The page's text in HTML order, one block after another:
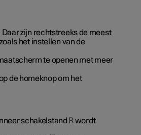
zijn rechtstreeks de meest
het instellen van de
te openen met meer
de homeknop om het
schakelstand Rwordt